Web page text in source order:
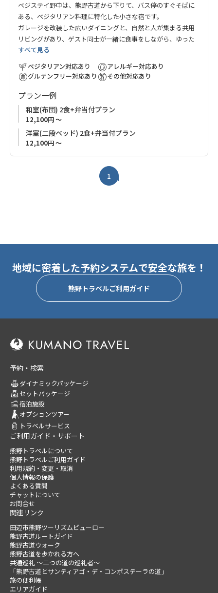
ベジステイ野中は、熊野古道から下りて、バス停のすぐそばに
ある、ベジタリアン料理に特化した小さな宿です。
ガレージを改装した広いダイニングと、自然と人が集まる共用
リビングがあり、ゲスト同士が一緒に食事をしながら、ゆった
りと交流できる空間を大切にしています。
全室には、オーストラリア製のコアラマットレスを採用。
歩き疲れた身体をしっかりと休め、翌日も気持ちよく歩き出し
ていただけるよう配慮しています。
周囲には山と畑が広がる、静かで穏やかな環境。
日常の喧騒を離れ、大自然に包まれる時間をお楽しみくださ
い。
すべて見る
ベジタリアン対応あり
グルテンフリー対応あり
アレルギー対応あり
その他対応あり
プラン一例
和室(布団) 2食+弁当付プラン
12,100円 ～
洋室(二段ベッド) 2食+弁当付プラン
12,100円 ～
1
地域に密着した予約システムで安全な旅を！
熊野トラベルご利用ガイド
予約・検索
ダイナミックパッケージ
セットパッケージ
宿泊施設
オプションツアー
トラベルサービス
ご利用ガイド・サポート
熊野トラベルについて
熊野トラベルご利用ガイド
利用規約・変更・取消
個人情報の保護
よくある質問
チャットについて
お問合せ
関連リンク
田辺市熊野ツーリズムビューロー
熊野古道ルートガイド
熊野古道ウォーク
熊野古道を歩かれる方へ
共通巡礼 ～二つの道の巡礼者～
「熊野古道とサンティアゴ・デ・コンポステーラの道」
旅の便利帳
エリアガイド